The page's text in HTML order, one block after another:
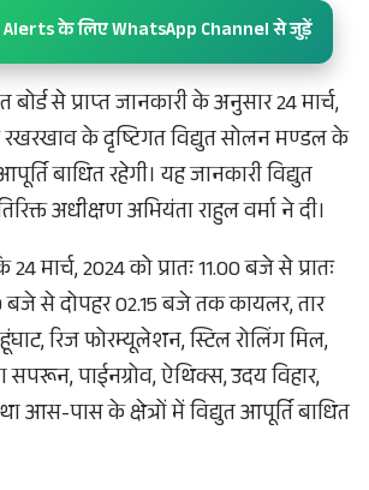
Alerts के लिए WhatsApp Channel से जुड़ें
बोर्ड से प्राप्त जानकारी के अनुसार 24 मार्च,
के दृष्टिगत विद्युत सोलन मण्डल के
बाधित रहेगी। यह जानकारी विद्युत
अधीक्षण अभियंता राहुल वर्मा ने दी।
मार्च, 2024 को प्रातः 11.00 बजे से प्रातः
बजे से दोपहर 02.15 बजे तक कायलर, तार
देहूंघाट, रिज फोरम्यूलेशन, स्टिल रोलिंग मिल,
पाईनग्रोव, ऐथिक्स, उदय विहार,
आस-पास के क्षेत्रों में विद्युत आपूर्ति बाधित